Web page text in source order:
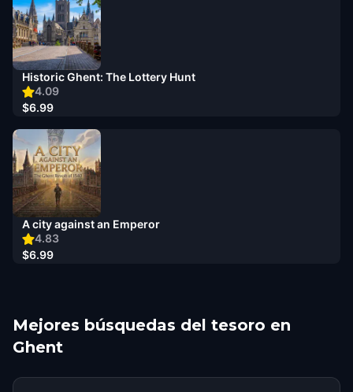
4.09
Historic Ghent: The Lottery Hunt
$6.99
4.83
A city against an Emperor
$6.99
Mejores búsquedas del tesoro en
Ghent